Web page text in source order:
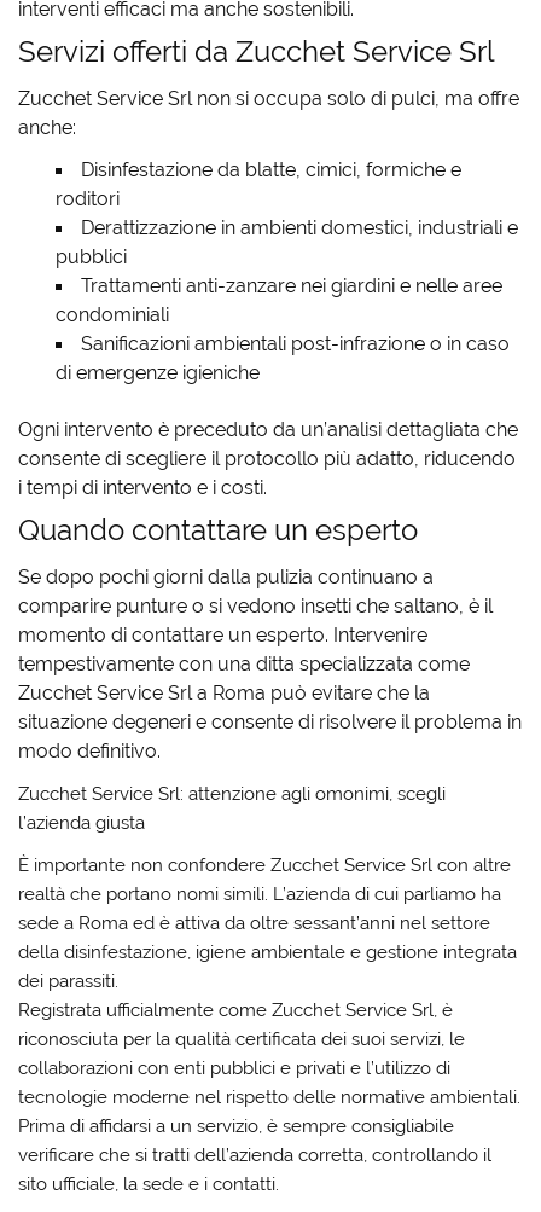
interventi efficaci ma anche sostenibili.
Servizi offerti da Zucchet Service Srl
Zucchet Service Srl non si occupa solo di pulci, ma offre
anche:
Disinfestazione da blatte, cimici, formiche e
roditori
Derattizzazione in ambienti domestici, industriali e
pubblici
Trattamenti anti-zanzare nei giardini e nelle aree
condominiali
Sanificazioni ambientali post-infrazione o in caso
di emergenze igieniche
Ogni intervento è preceduto da un’analisi dettagliata che
consente di scegliere il protocollo più adatto, riducendo
i tempi di intervento e i costi.
Quando contattare un esperto
Se dopo pochi giorni dalla pulizia continuano a
comparire punture o si vedono insetti che saltano, è il
momento di contattare un esperto. Intervenire
tempestivamente con unaditta specializzata come
Zucchet Service Srl a Roma può evitare che la
situazione degeneri e consente di risolvere il problema in
modo definitivo.
Zucchet Service Srl: attenzione agli omonimi, scegli
l’azienda giusta
È importante non confondereZucchet Service Srl con altre
realtà che portano nomi simili. L’azienda di cui parliamo ha
sede a Roma ed è attiva da oltre sessant’anni nel settore
della disinfestazione, igiene ambientale e gestione integrata
dei parassiti.
Registrata ufficialmente comeZucchet Service Srl, è
riconosciuta per la qualità certificata dei suoi servizi, le
collaborazioni con enti pubblici e privati e l’utilizzo di
tecnologie moderne nel rispetto delle normative ambientali.
Prima di affidarsi a un servizio, è sempre consigliabile
verificare che si tratti dell’azienda corretta, controllando il
sito ufficiale, la sede e i contatti.